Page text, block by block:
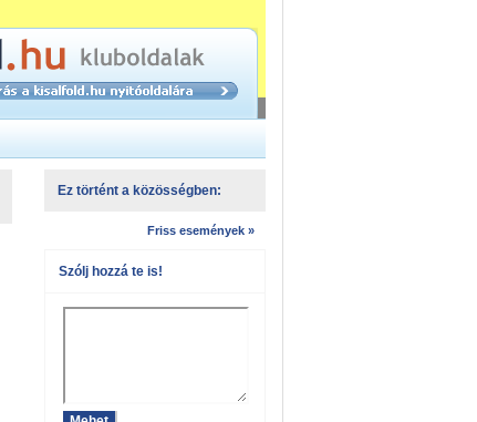
Ez történt a közösségben:
Friss események »
Szólj hozzá te is!